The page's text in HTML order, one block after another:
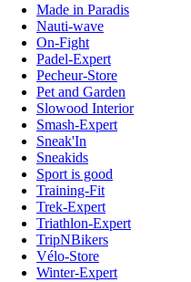
Made in Paradis
Nauti-wave
On-Fight
Padel-Expert
Pecheur-Store
Pet and Garden
Slowood Interior
Smash-Expert
Sneak'In
Sneakids
Sport is good
Training-Fit
Trek-Expert
Triathlon-Expert
TripNBikers
Vélo-Store
Winter-Expert